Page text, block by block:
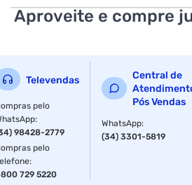
Aproveite e compre
Televendas
pelo
:
98428-2779
pelo
:
729 5220
Central de
Pós Vendas
WhatsApp:
(34) 3301-5819